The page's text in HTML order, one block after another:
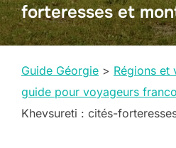
forteresses et
Guide Géorgie > Régions et
guide pour voyageurs
Khevsureti : cités-